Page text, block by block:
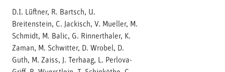
D.I. Lüftner, R. Bartsch, U.
Breitenstein, C. Jackisch, V. Mueller, M.
Schmidt, M. Balic, G. Rinnerthaler, K.
Zaman, M. Schwitter, D. Wrobel, D.
Guth, M. Zaiss, J. Terhaag, L. Perlova-